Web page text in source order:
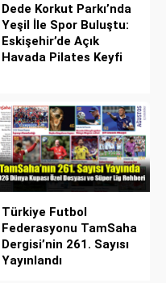
Dede Korkut Parkı’nda
Yeşil İle Spor Buluştu:
Eskişehir’de Açık
Havada Pilates Keyfi
Türkiye Futbol
Federasyonu TamSaha
Dergisi’nin 261. Sayısı
Yayınlandı